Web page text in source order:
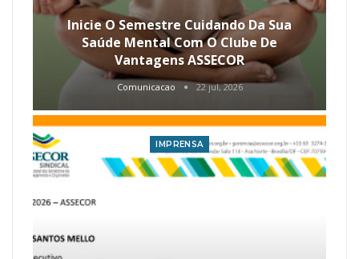
Inicie O Semestre Cuidando Da Sua
Saúde Mental Com O Clube De
Vantagens ASSECOR
Comunicacao 22 jul, 2026
IMPRENSA